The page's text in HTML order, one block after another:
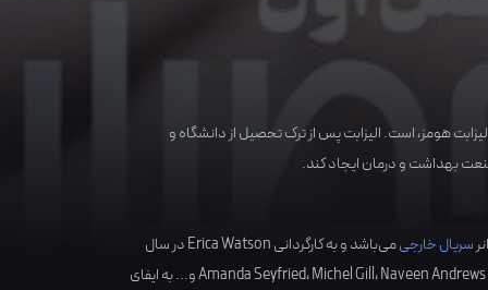
هومز، است. الیزابت پس از ترک تحصیل از دانشگاه و
بهداشت و درمان ایجاد کند.
سریال خارجیمی‌باشد و به کارگردانیErica Watsonدر سال
Amanda Seyfried،Michel Gill،Naveen Andrews
و... به ایفای